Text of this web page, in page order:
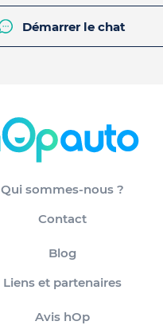
Démarrer le chat
Qui sommes-nous ?
Contact
Blog
Liens et partenaires
Avis hOp